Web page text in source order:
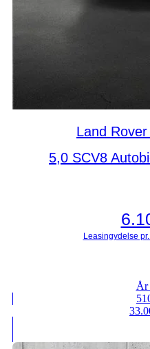
Land
5,0 SCV8
År